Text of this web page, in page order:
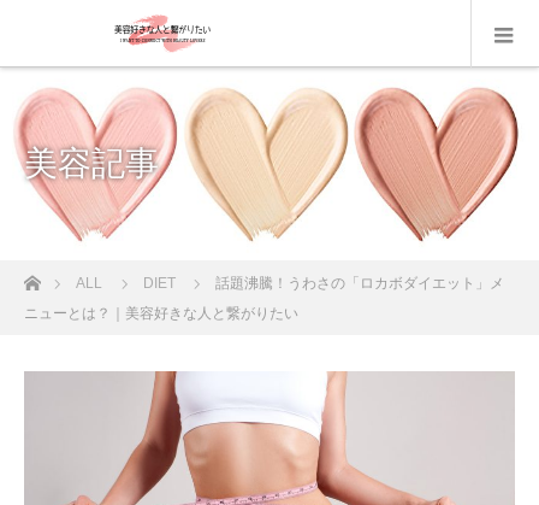
美容記事
ホームALL DIET
話題沸騰！うわさの「ロカボダイエット」メ
ニューとは？｜美容好きな人と繋がりたい